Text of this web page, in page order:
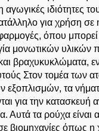
αγωγικές ιδιότητες
για χρήση σε
όπου
μονωτικών
βραχυκυκλώματα,
Στον τομέα των
εξοπλισμών, τα
για την κατασκευή
Αυτά τα ρούχα είναι
βιομηχανίες όπως η